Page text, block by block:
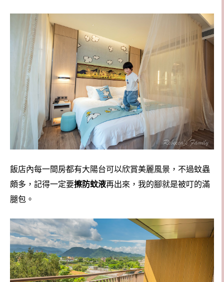
飯店內每一間房都有大陽台可以欣賞美麗風景，不過蚊蟲
頗多，記得一定要擦防蚊液再出來，我的腳就是被叮的滿
腿包。